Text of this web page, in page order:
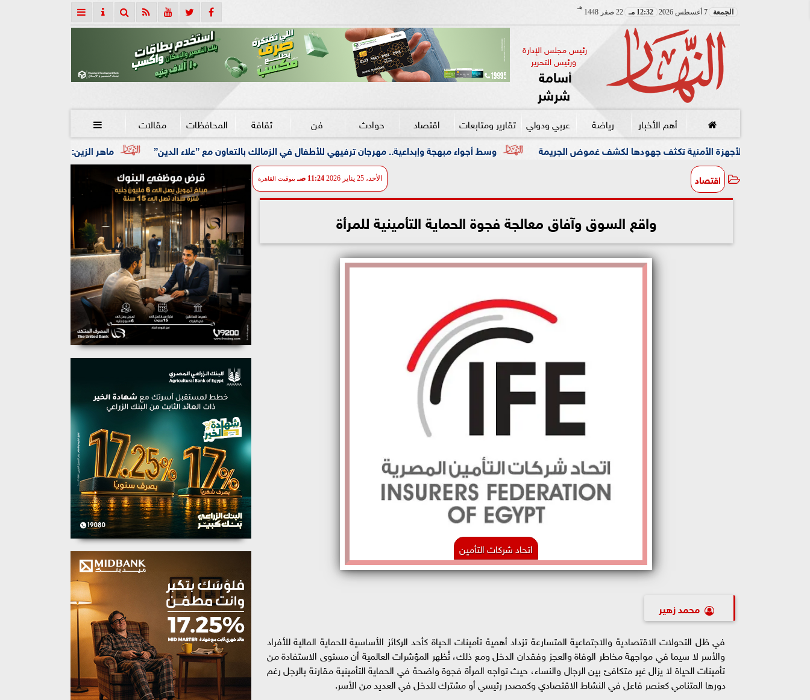
الجمعة 7 أغسطس 2026 12:32 مـ 22 صفر 1448
هـ
رئيس مجلس الإدارة
ورئيس التحرير
أسامة
شرشر
أهم الأخبار رياضة عربي ودولي تقارير ومتابعات اقتصاد حوادث فن ثقافة المحافظات مقالات 
ماهر الزين: 25 حافلة تُعيد 1250 سودانيًا ضمن الفوج الـ41.. والالتزام بوثائق السفر عزز انسيابية العودة الطوعية وسط أجواء مبهجة وإبداعية.. مهرجان ترفيهي للأطفال في الزمالك بالتعاون مع ”علاء الدين” الأمنية تكثف جهودها لكشف غموض الجريمة
اقتصاد الأحد، 25 يناير 2026 11:24 صـ بتوقيت القاهرة
واقع السوق وآفاق معالجة فجوة الحماية التأمينية للمرأة
اتحاد شركات التأمين
محمد زهير
في ظل التحولات الاقتصادية والاجتماعية المتسارعة تزداد أهمية تأمينات الحياة كأحد الركائز الأساسية للحماية المالية للأفراد
والأسر لا سيما في مواجهة مخاطر الوفاة والعجز وفقدان الدخل ومع ذلك، تُظهر المؤشرات العالمية أن مستوى الاستفادة من
تأمينات الحياة لا يزال غير متكافئ بين الرجال والنساء، حيث تواجه المرأة فجوة واضحة في الحماية التأمينية مقارنة بالرجل رغم
دورها المتنامي كعنصر فاعل في النشاط الاقتصادي وكمصدر رئيسي أو مشترك للدخل في العديد من الأسر.